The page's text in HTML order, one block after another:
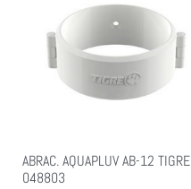
ABRAC. AQUAPLUV AB-12 TIGRE
048803